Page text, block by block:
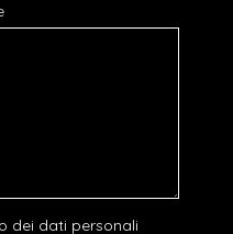
dei dati personali